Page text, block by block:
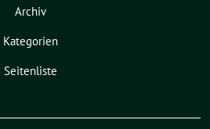
Archiv
Kategorien
Seitenliste